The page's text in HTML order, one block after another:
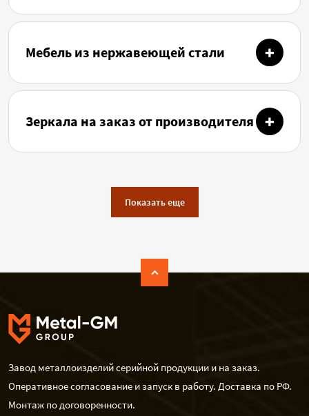
Мебель из нержавеющей стали
Зеркала на заказ от производителя
Показать еще
Завод металлоизделий серийной продукции и на заказ.
Оперативное согласование и запуск в работу. Доставка по РФ.
Монтаж по договоренности.